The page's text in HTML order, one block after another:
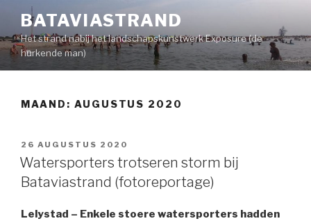
inhoud
springen
BATAVIASTRAND
Het strand nabij het landschapskunstwerk Exposure (de
hurkende man)
MAAND: AUGUSTUS 2020
GEPLAATST
OP
26 AUGUSTUS 2020
Watersporters trotseren storm bij
Bataviastrand (fotoreportage)
Lelystad – Enkele stoere watersporters hadden